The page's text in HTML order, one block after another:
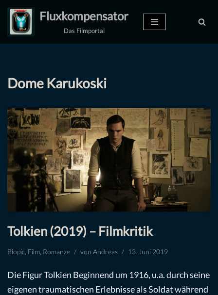
Zum
Inhalt
Fluxkompensator
Das Filmportal
Dome Karukoski
Tolkien (2019) – Filmkritik
Biopic Film Romanze von Andreas 13. Juni 2019
Die Figur Tolkien Beginnend um 1916, u.a. durch seine
eigenen traumatischen Erlebnisse als Soldat während